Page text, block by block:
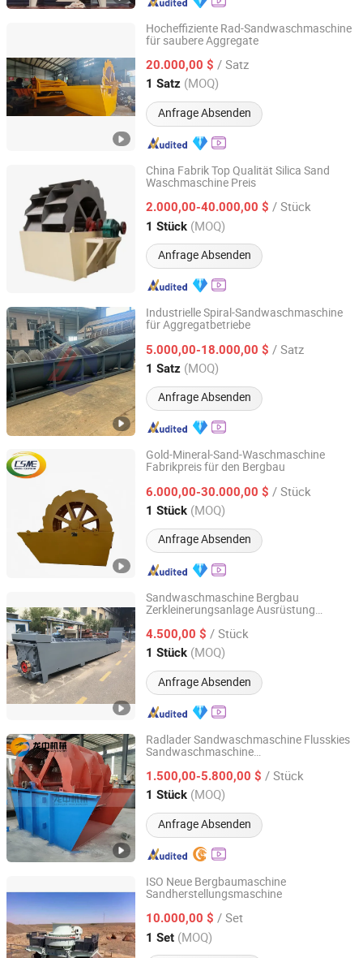
Hocheffiziente Rad-Sandwaschmaschine
für saubere Aggregate
20.000,00 $ / Satz
1 Satz (MOQ)
Anfrage Absenden
Linyi Fengfa Machinery Co., Ltd.
Shandong, China Seit 2025
China Fabrik Top Qualität Silica Sand
Waschmaschine Preis
2.000,00-40.000,00 $ / Stück
1 Stück (MOQ)
Anfrage Absenden
Henan Songling Heavy Industry Technology Co., Ltd.
Henan, China Seit 2025
Industrielle Spiral-Sandwaschmaschine
für Aggregatbetriebe
5.000,00-18.000,00 $ / Satz
1 Satz (MOQ)
Anfrage Absenden
Shandong Yunfan Heavy Industry Group Co., Ltd
Shandong, China Seit 2025
Gold-Mineral-Sand-Waschmaschine
Fabrikpreis für den Bergbau
6.000,00-30.000,00 $ / Stück
1 Stück (MOQ)
Anfrage Absenden
Changsha Mining Equipment Co., Ltd.
Hunan, China Seit 2019
Sandwaschmaschine Bergbau
Zerkleinerungsanlage Ausrüstung
Steinbruchmaschine
4.500,00 $ / Stück
1 Stück (MOQ)
Anfrage Absenden
Shenyang Huayue Brilliant Machinery & Equipment Co.,
Ltd.
Liaoning, China Seit 2019
Radlader Sandwaschmaschine Flusskies
Sandwaschmaschine
1.500,00-5.800,00 $ / Stück
1 Stück (MOQ)
Anfrage Absenden
Jiangxi Longzn Machinery Co., Ltd.
Jiangxi, China Seit 2025
ISO Neue Bergbaumaschine
Sandherstellungsmaschine
10.000,00 $ / Set
1 Set (MOQ)
Henan Hongji Mine Machinery Co., Ltd.
Henan, China Seit 2009